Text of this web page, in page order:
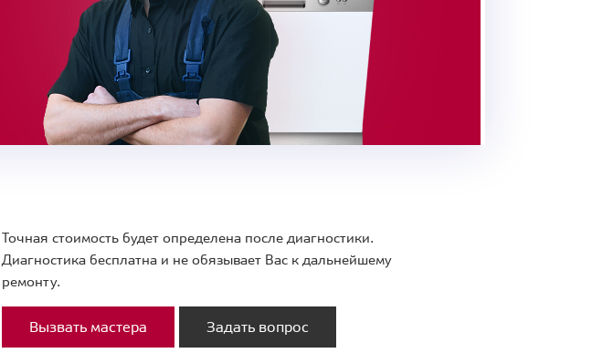
Точная стоимость будет определена после диагностики.
Диагностика бесплатна и не обязывает Вас к дальнейшему
ремонту.
Вызвать мастера Задать вопрос